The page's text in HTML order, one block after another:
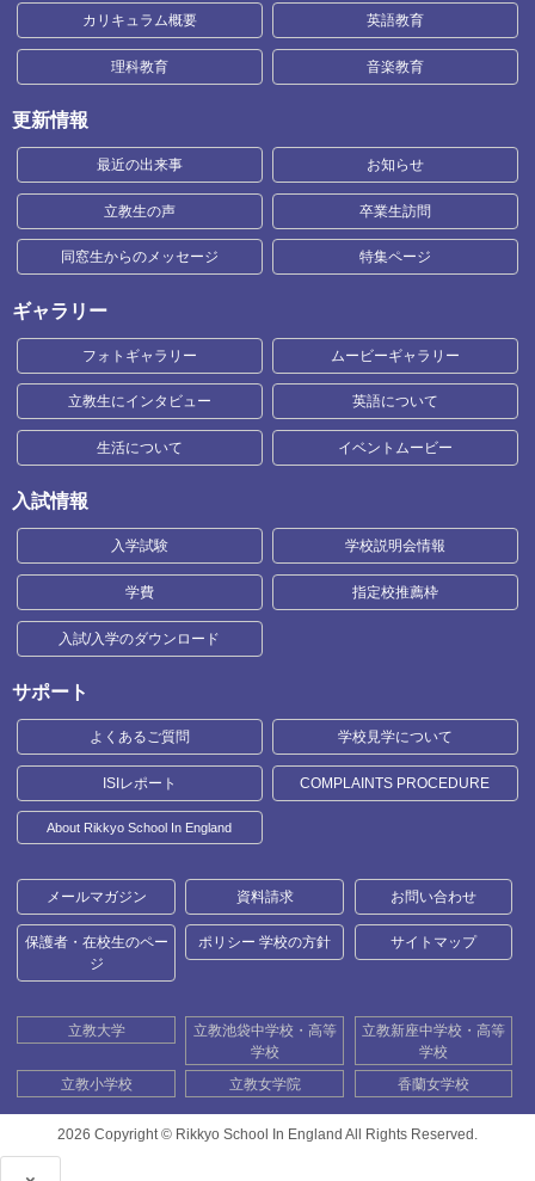
カリキュラム概要 英語教育
理科教育 音楽教育
更新情報
最近の出来事 お知らせ
立教生の声 卒業生訪問
同窓生からのメッセージ 特集ページ
ギャラリー
フォトギャラリー ムービーギャラリー
立教生にインタビュー 英語について
生活について イベントムービー
入試情報
入学試験 学校説明会情報
学費 指定校推薦枠
入試/入学のダウンロード
サポート
よくあるご質問 学校見学について
ISIレポート COMPLAINTS PROCEDURE
About Rikkyo School In England
メールマガジン 資料請求 お問い合わせ
保護者・在校生のペー
ジ
ポリシー 学校の方針 サイトマップ
立教大学
立教池袋中学校・高等
学校
立教新座中学校・高等
学校
立教小学校
立教女学院 香蘭女学校
2026 Copyright © Rikkyo School In England All Rights Reserved.